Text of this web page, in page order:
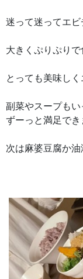
迷って迷ってエビ
大きくぷりぷりで
とっても美味しく
副菜やスープもい
ずーっと満足でき
次は麻婆豆腐か油